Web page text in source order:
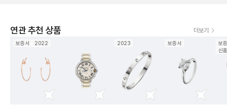
연관 추천 상품 더보기
보증서 2022 2023 보증서
보
신